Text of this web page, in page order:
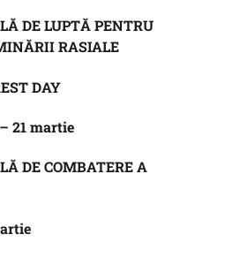
DE LUPTĂ PENTRU
RASIALE
DAY
21 martie
DE COMBATERE A